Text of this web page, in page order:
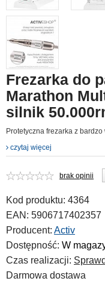
Frezarka do
Marathon
silnik
Protetyczna frezarka z
czytaj więcej
brak opinii
Kod produktu: 4364
EAN: 5906717402357
Producent: Activ
Dostępność: W
Czas realizacji:
Darmowa dostawa